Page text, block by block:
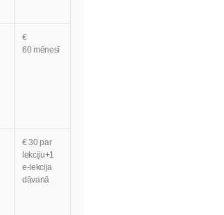
€
60 mēnesī
€ 30 par
lekciju+1
e-lekcija
dāvanā